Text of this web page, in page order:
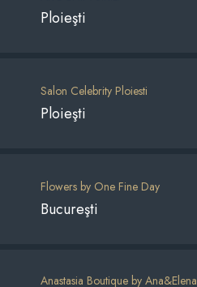
Ploieşti
Salon Celebrity Ploiesti
Ploieşti
Flowers by One Fine Day
Bucureşti
Anastasia Boutique by Ana&Elena